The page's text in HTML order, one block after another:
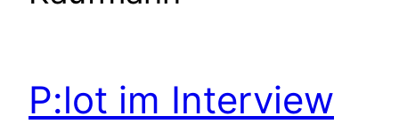
P:lot im Interview